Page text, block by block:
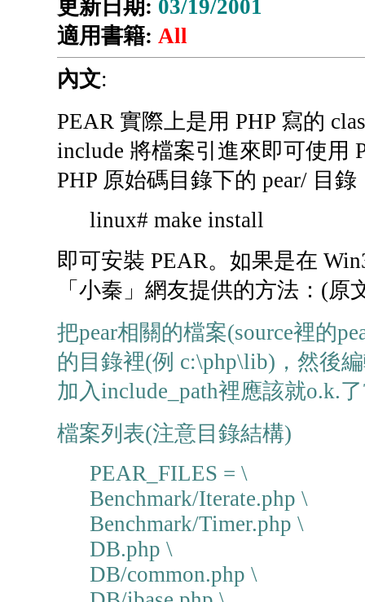
更新日期: 03/19/2001
適用書籍: All
內文:
PEAR 實際上是用 PHP 寫的
include 將檔案引進來即可使用
PHP 原始碼目錄下的 pear/ 目
linux# make install
即可安裝 PEAR。如果是在
「小秦」網友提供的方法：(原
把pear相關的檔案(source裡的
的目錄裡(例 c:\php\lib)，然後
加入include_path裡應該就o.k.了
檔案列表(注意目錄結構)
PEAR_FILES = \
Benchmark/Iterate.php \
Benchmark/Timer.php \
DB.php \
DB/common.php \